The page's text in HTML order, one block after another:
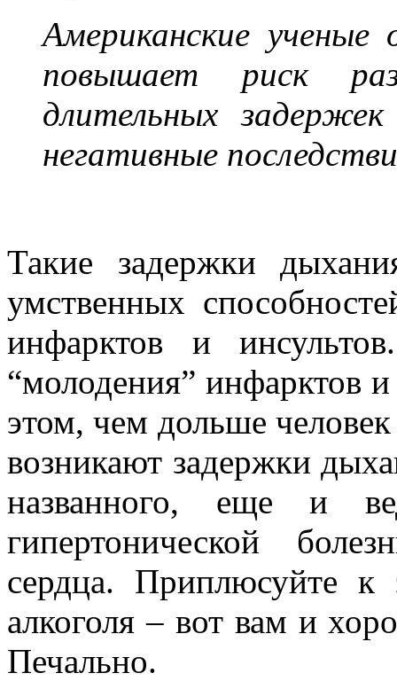
Американские
повышает риск
длительных
негативные
Такие задержки
умственных
инфарктов и
“молодения” инфарктов
этом, чем дольше
возникают задержки
названного, еще и
гипертонической
сердца. Приплюсуйте
алкоголя – вот вам и
Печально.